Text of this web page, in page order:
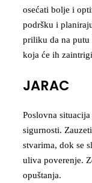
osećati bolje i
podršku i
priliku da na putu
koja će ih
JARAC
Poslovna
sigurnosti.
stvarima, dok se
uliva poverenje.
opuštanja.